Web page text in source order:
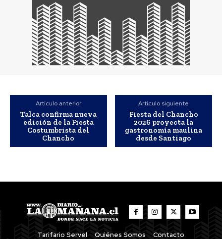
Artículo anterior
Talca confirma nueva
edición de la Fiesta
Costumbrista del
Chancho
Artículo siguiente
Fiesta del Chancho
2026 proyecta la
gastronomía maulina
desde Santiago
Tarifario Servel Quiénes Somos Contacto